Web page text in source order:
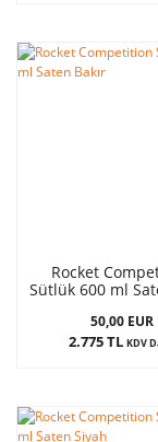
Rocket
Sütlük 600 ml
50,00 EUR
2.775 TL KDV